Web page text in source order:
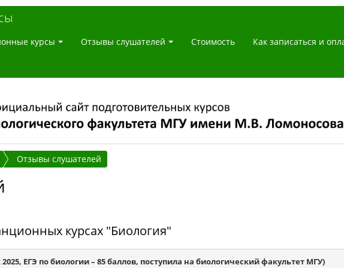
курсы Отзывы слушателей Стоимость Как записаться и
Отзывы слушателей
курсах "Биология"
ЕГЭ по биологии – 85 баллов, поступила на биологический факультет МГУ)